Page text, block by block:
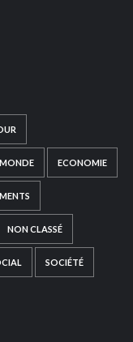
ECONOMIE
NON CLASSÉ
SOCIÉTÉ